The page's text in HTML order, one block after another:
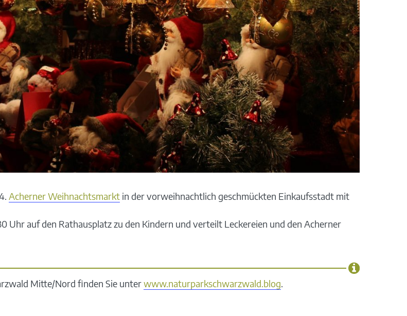
Acherner Weihnachtsmarktin der vorweihnachtlich geschmückten Einkaufsstadt mit
Uhr auf den Rathausplatz zu den Kindern und verteilt Leckereien und den Acherner
Mitte/Nord finden Sie unterwww.naturparkschwarzwald.blog.